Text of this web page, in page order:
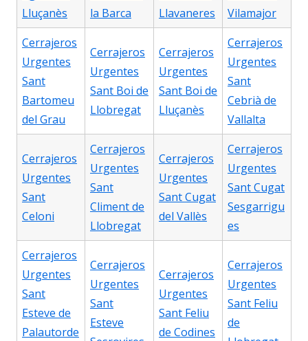
Lluçanès
la Barca
Llavaneres
Vilamajor
Cerrajeros
Urgentes
Sant
Bartomeu
del Grau
Cerrajeros
Urgentes
Sant Boi de
Llobregat
Cerrajeros
Urgentes
Sant Boi de
Lluçanès
Cerrajeros
Urgentes
Sant
Cebrià de
Vallalta
Cerrajeros
Urgentes
Sant
Celoni
Cerrajeros
Urgentes
Sant
Climent de
Llobregat
Cerrajeros
Urgentes
Sant Cugat
del Vallès
Cerrajeros
Urgentes
Sant Cugat
Sesgarrigu
es
Cerrajeros
Urgentes
Sant
Esteve de
Palautorde
Cerrajeros
Urgentes
Sant
Esteve
Cerrajeros
Urgentes
Sant Feliu
de Codines
Cerrajeros
Urgentes
Sant Feliu
de